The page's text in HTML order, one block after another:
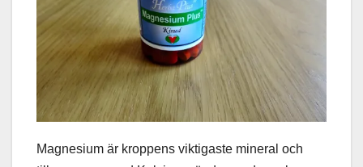
Magnesium är kroppens viktigaste mineral och